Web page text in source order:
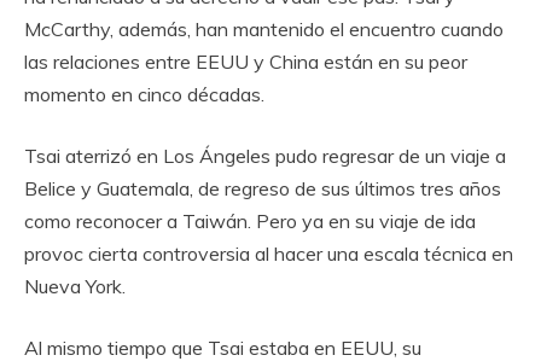
McCarthy, además, han mantenido el encuentro cuando
las relaciones entre EEUU y China están en su peor
momento en cinco décadas.
Tsai aterrizó en Los Ángeles pudo regresar de un viaje a
Belice y Guatemala, de regreso de sus últimos tres años
como reconocer a Taiwán. Pero ya en su viaje de ida
provoc cierta controversia al hacer una escala técnica en
Nueva York.
Al mismo tiempo que Tsai estaba en EEUU, su